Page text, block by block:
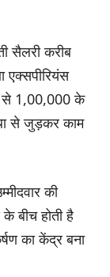
सैलरी करीब
से 1,00,000 के
से जुड़कर काम
की
बीच होती है
का केंद्र बना